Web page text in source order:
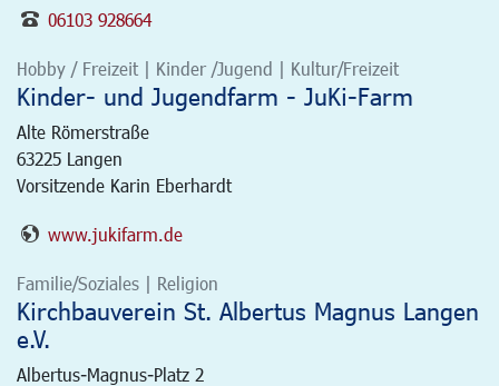
06103 928664
Hobby / Freizeit | Kinder /Jugend | Kultur/Freizeit
Kinder- und Jugendfarm - JuKi-Farm
Alte Römerstraße
63225 Langen
Vorsitzende Karin Eberhardt
www.jukifarm.de
Familie/Soziales | Religion
Kirchbauverein St. Albertus Magnus Langen
e.V.
Albertus-Magnus-Platz 2